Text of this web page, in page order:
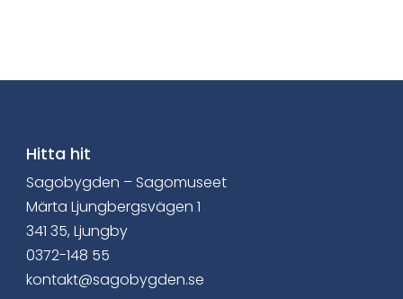
v
a
F
a
c
Hitta hit
Sagobygden – Sagomuseet
Märta Ljungbergsvägen 1
341 35, Ljungby
0372-148 55
kontakt@sagobygden.se